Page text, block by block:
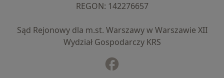
REGON: ⁠142276657
Sąd Rejonowy dla m.st. Warszawy w Warszawie XII
Wydział Gospodarczy KRS